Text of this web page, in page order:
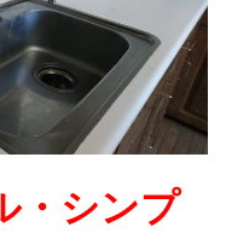
・シンプ